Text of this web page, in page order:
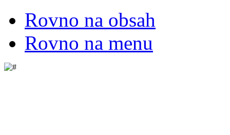
Rovno na obsah
Rovno na menu